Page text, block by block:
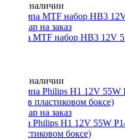
Нет в наличии
Лампа MTF набор HB3 12V
Нет в наличии
Лампа Philips H1 12V 55W
в пластиковом боксе)